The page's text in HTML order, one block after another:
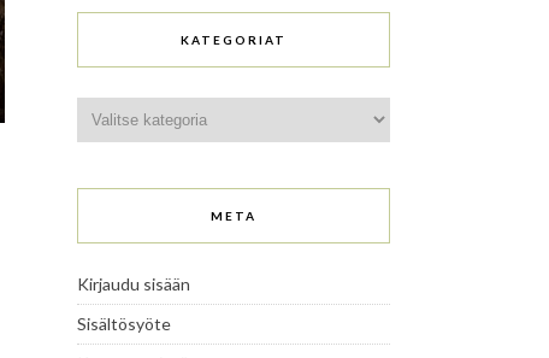
KATEGORIAT
META
Kirjaudu sisään
Sisältösyöte